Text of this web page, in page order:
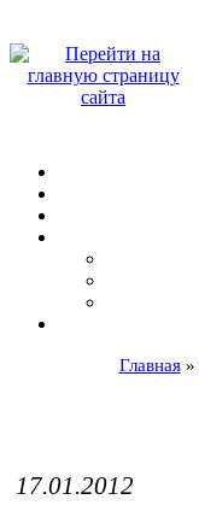
Главная»
17.01.2012